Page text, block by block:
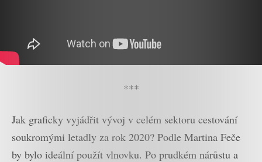
***
Jak graficky vyjádřit vývoj v celém sektoru cestování
soukromými letadly za rok 2020? Podle Martina Feče
by bylo ideální použít vlnovku. Po prudkém nárůstu a